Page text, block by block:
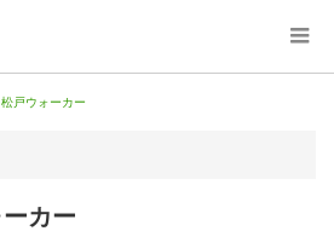
戸ウォーカー
カー